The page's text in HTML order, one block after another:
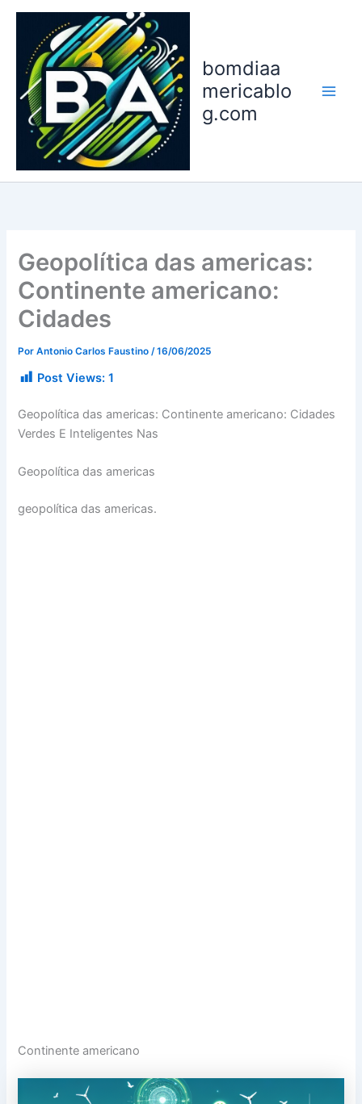
conteúdo
bomdiaa
mericablo
g.com
Geopolítica das americas:
Continente americano:
Cidades
PorAntonio Carlos Faustino /16/06/2025
Post Views: 1
Geopolítica das americas: Continente americano: Cidades
Verdes E Inteligentes Nas
Geopolítica das americas
geopolítica das americas.
Continente americano